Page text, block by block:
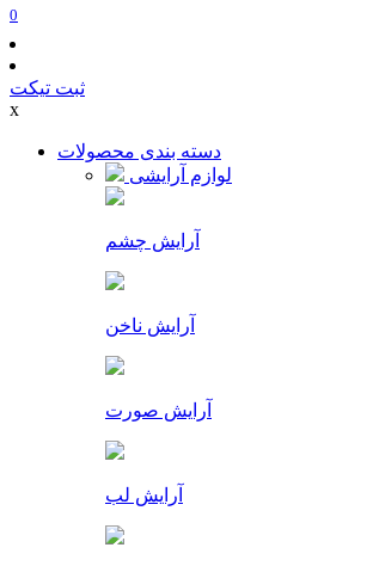
0
ثبت تیکت
x
دسته بندی محصولات
لوازم آرایشی
آرایش چشم
آرایش ناخن
آرایش صورت
آرایش لب